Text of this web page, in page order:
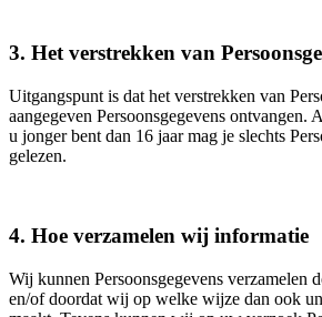
3. Het verstrekken van
Uitgangspunt is dat het verstrekken van
aangegeven Persoonsgegevens
u jonger bent dan 16 jaar mag je slechts
gelezen.
4. Hoe verzamelen wij informatie
Wij kunnen Persoonsgegevens verzamelen
en/of doordat wij op welke wijze dan ook